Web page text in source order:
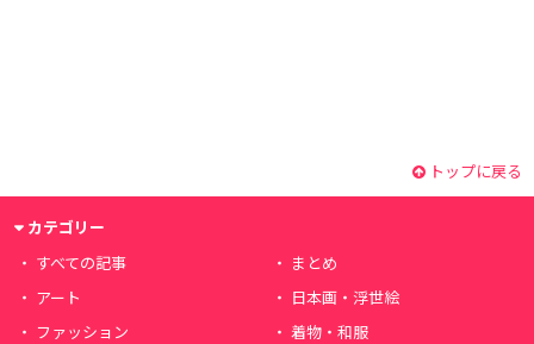
トップに戻る
カテゴリー
すべての記事
まとめ
アート
日本画・浮世絵
ファッション
着物・和服